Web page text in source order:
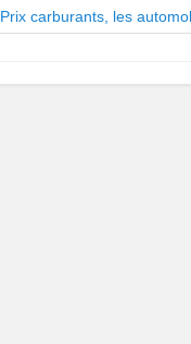
Prix carburants, les